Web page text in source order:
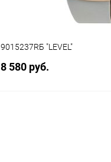
9015237RБ "LEVEL"
8 580 руб.